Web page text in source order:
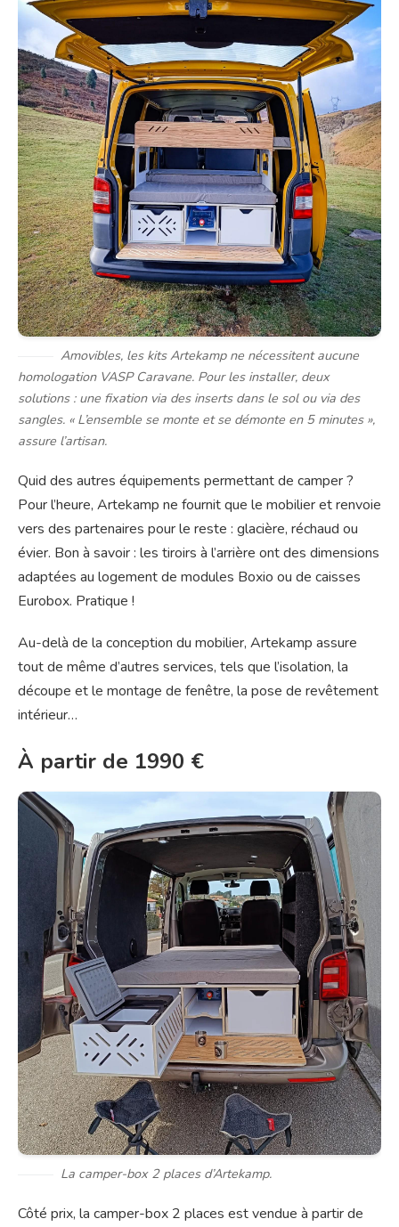
Amovibles, les kits Artekamp ne nécessitent aucune
homologation VASP Caravane. Pour les installer, deux
solutions : une fixation via des inserts dans le sol ou via des
sangles. « L’ensemble se monte et se démonte en 5 minutes»,
assure l’artisan.
Quid des autres équipements permettant de camper ?
Pour l’heure, Artekamp ne fournit que le mobilier et renvoie
vers des partenaires pour le reste : glacière, réchaud ou
évier. Bon à savoir : les tiroirs à l’arrière ont des dimensions
adaptées au logement de modules Boxio ou de caisses
Eurobox. Pratique !
Au-delà de la conception du mobilier, Artekamp assure
tout de même d’autres services, tels que l’isolation, la
découpe et le montage de fenêtre, la pose de revêtement
intérieur…
À partir de 1990 €
La camper-box 2 places d’Artekamp.
Côté prix, la camper-box 2 places est vendue à partir de